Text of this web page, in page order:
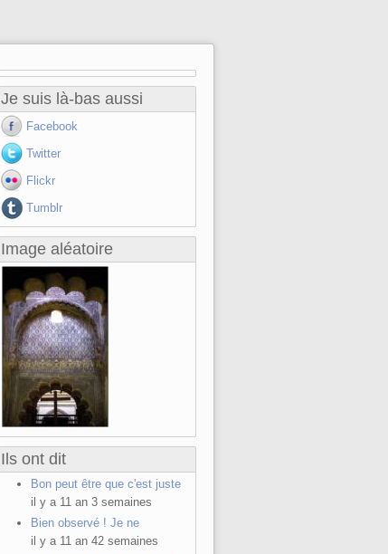
Je suis là-bas aussi
Facebook
Twitter
Flickr
Tumblr
Image aléatoire
Ils ont dit
Bon peut être que c'est juste
il y a 11 an 3 semaines
Bien observé ! Je ne
il y a 11 an 42 semaines